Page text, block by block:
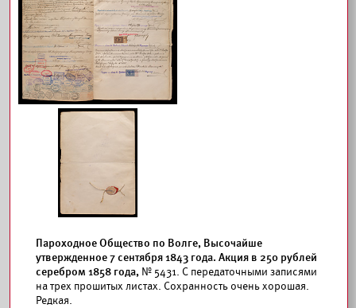
Пароходное Общество по Волге, Высочайше
утвержденное 7 сентября 1843 года. Акция в 250 рублей
серебром 1858 года, № 5431. С передаточными записями
на трех прошитых листах. Сохранность очень хорошая.
Редкая.